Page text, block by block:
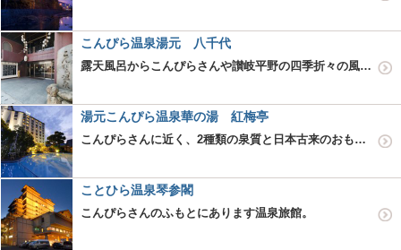
こんぴら温泉湯元 八千代
露天風呂からこんぴらさんや讃岐平野の四季折々の風情が楽しめます。
湯元こんぴら温泉華の湯 紅梅亭
こんぴらさんに近く、2種類の泉質と日本古来のおもてなしの心が息づく和風旅館。
ことひら温泉琴参閣
こんぴらさんのふもとにあります温泉旅館。